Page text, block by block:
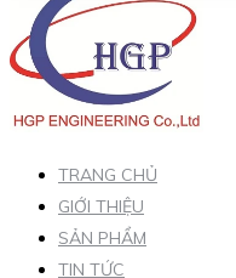
TRANG CHỦ
GIỚI THIỆU
SẢN PHẨM
TIN TỨC